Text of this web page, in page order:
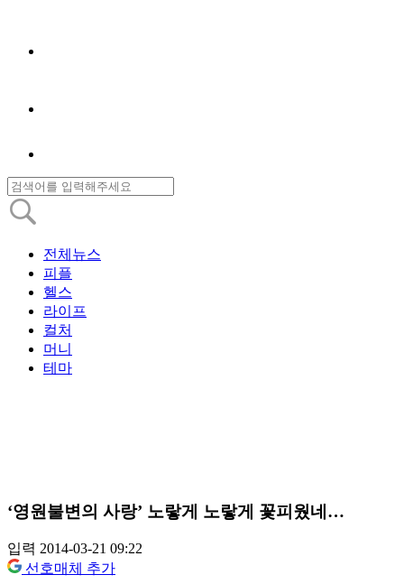
전체뉴스
피플
헬스
라이프
컬처
머니
테마
‘영원불변의 사랑’ 노랗게 노랗게 꽃피웠네…
입력 2014-03-21 09:22
선호매체 추가